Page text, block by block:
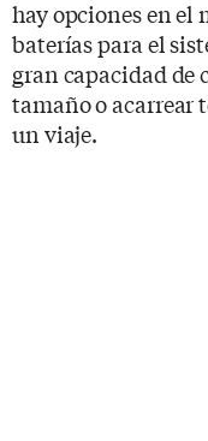
hay opciones en el
baterías para el
gran capacidad de
tamaño o acarrear
un viaje.